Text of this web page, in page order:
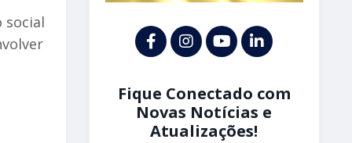
social
Fique Conectado com
Novas Notícias e
Atualizações!